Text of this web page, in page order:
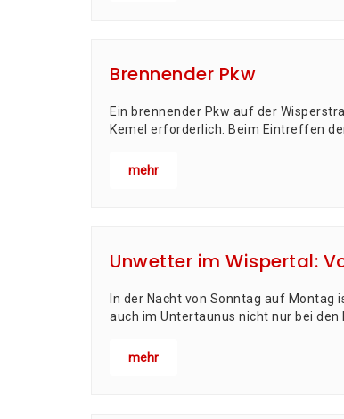
Brennender Pkw
Ein bren­nen­der Pkw auf der
Kemel erforderlich. Beim Ein­tref­fen
mehr
Unwetter im Wispertal:
In der Nacht von Sonn­tag auf
auch im Unter­tau­nus nicht nur bei
mehr